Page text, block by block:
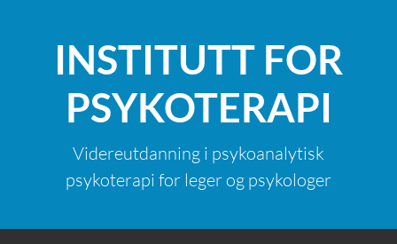
INSTITUTT FOR
PSYKOTERAPI
Videreutdanning i psykoanalytisk
psykoterapi for leger og psykologer